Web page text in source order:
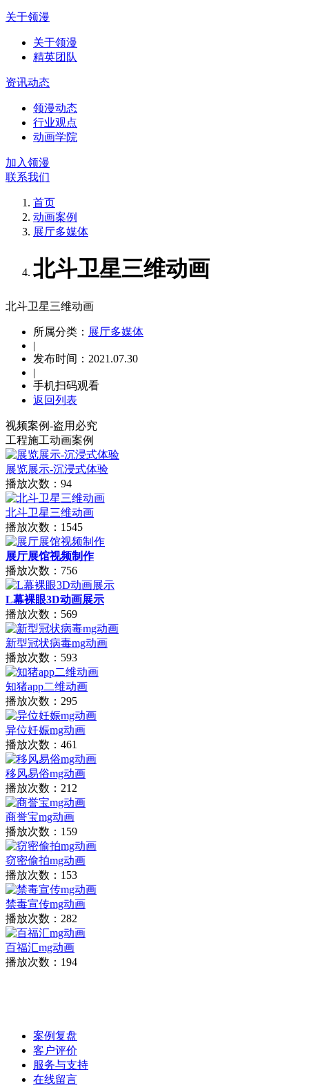
关于领漫
关于领漫
精英团队
资讯动态
领漫动态
行业观点
动画学院
加入领漫
联系我们
首页
动画案例
展厅多媒体
北斗卫星三维动画
北斗卫星三维动画
所属分类： 展厅多媒体
|
发布时间：2021.07.30
|
手机扫码观看
返回列表
视频案例-盗用必究
工程施工动画案例
展览展示-沉浸式体验
播放次数：94
北斗卫星三维动画
播放次数：1545
展厅展馆视频制作
播放次数：756
L幕裸眼3D动画展示
播放次数：569
新型冠状病毒mg动画
播放次数：593
知猪app二维动画
播放次数：295
异位妊娠mg动画
播放次数：461
移风易俗mg动画
播放次数：212
商誉宝mg动画
播放次数：159
窃密偷拍mg动画
播放次数：153
禁毒宣传mg动画
播放次数：282
百福汇mg动画
播放次数：194
案例复盘
客户评价
服务与支持
在线留言